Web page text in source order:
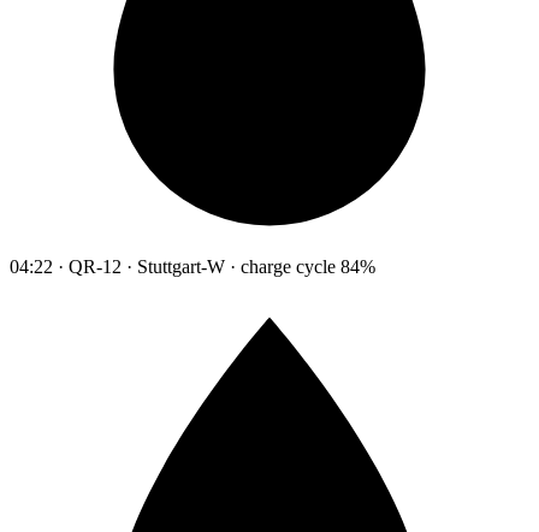
04:22 · QR-12 · Stuttgart-W · charge cycle 84%